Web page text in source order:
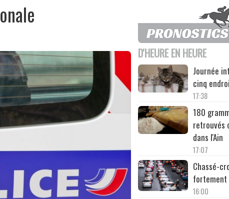
D'HEURE EN HEURE
Journée
cinq
17:38
180
retrouvés
dans l'Ain
17:07
Chassé-
fortement
16:00